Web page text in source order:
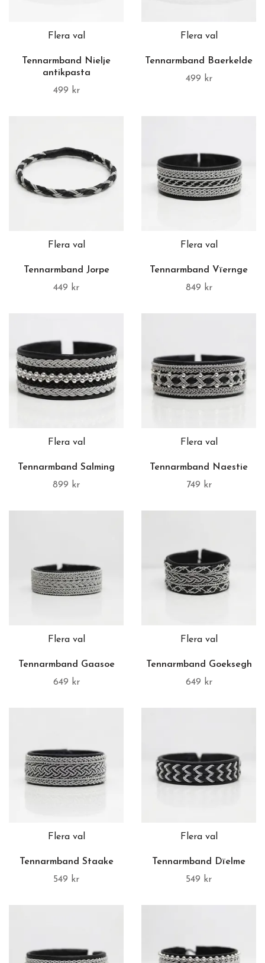
Flera val
Tennarmband Nielje
antikpasta
499 kr
Flera val
Tennarmband Baerkelde
499 kr
Flera val
Tennarmband Jorpe
449 kr
Flera val
Tennarmband Vïernge
849 kr
Flera val
Tennarmband Salming
899 kr
Flera val
Tennarmband Naestie
749 kr
Flera val
Tennarmband Gaasoe
649 kr
Flera val
Tennarmband Goeksegh
649 kr
Flera val
Tennarmband Staake
549 kr
Flera val
Tennarmband Dïelme
549 kr